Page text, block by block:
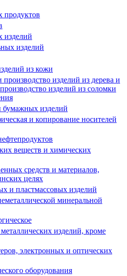
продуктов
изделий
изделий
из кожи
изделий из дерева и
изделий из соломки
бумажных изделий
и копирование носителей
веществ и химических
средств и материалов,
целях
и пластмассовых изделий
минеральной
изделий, кроме
электронных и оптических
оборудования